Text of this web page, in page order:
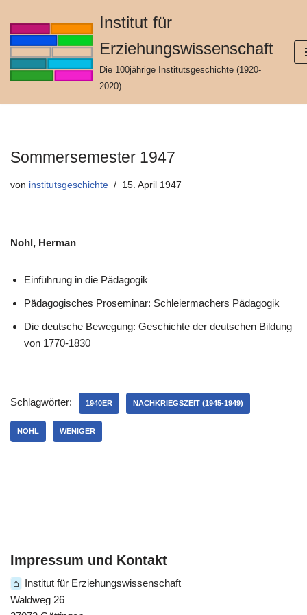
Zum
springen
Institut für
Erziehungswissenschaft
Die 100jährige Institutsgeschichte (1920-
2020)
Sommersemester 1947
von institutsgeschichte 15. April 1947
Nohl, Herman
Einführung in die Pädagogik
Pädagogisches Proseminar: Schleiermachers Pädagogik
Die deutsche Bewegung: Geschichte der deutschen Bildung
von 1770-1830
Schlagwörter: 1940ER NACHKRIEGSZEIT (1945-1949)
NOHL WENIGER
Impressum und Kontakt
⌂ Institut für Erziehungswissenschaft
Waldweg 26